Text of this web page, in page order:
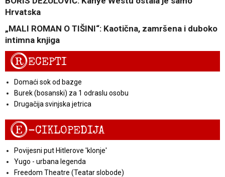
Hrvatska
„MALI ROMAN O TIŠINI“: Kaotična, zamršena i duboko
intimna knjiga
RECEPTI
Domaći sok od bazge
Burek (bosanski) za 1 odraslu osobu
Drugačija svinjska jetrica
E-CIKLOPEDIJA
Povijesni put Hitlerove 'klonje'
Yugo - urbana legenda
Freedom Theatre (Teatar slobode)